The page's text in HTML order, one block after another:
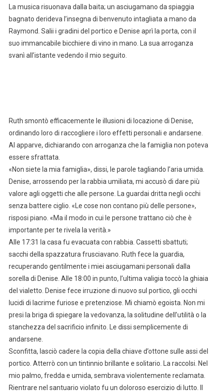
La musica risuonava dalla baita; un asciugamano da spiaggia
bagnato derideva l’insegna di benvenuto intagliata a mano da
Raymond. Salii i gradini del portico e Denise aprì la porta, con il
suo immancabile bicchiere di vino in mano. La sua arroganza
svanì all’istante vedendo il mio seguito.
Ruth smontò efficacemente le illusioni di locazione di Denise,
ordinando loro di raccogliere i loro effetti personali e andarsene.
Al apparve, dichiarando con arroganza che la famiglia non poteva
essere sfrattata.
«Non siete la mia famiglia», dissi, le parole tagliando l’aria umida.
Denise, arrossendo per la rabbia umiliata, mi accusò di dare più
valore agli oggetti che alle persone. La guardai dritta negli occhi
senza battere ciglio. «Le cose non contano più delle persone»,
risposi piano. «Ma il modo in cui le persone trattano ciò che è
importante per te rivela la verità.»
Alle 17:31 la casa fu evacuata con rabbia. Cassetti sbattuti;
sacchi della spazzatura frusciavano. Ruth fece la guardia,
recuperando gentilmente i miei asciugamani personali dalla
sorella di Denise. Alle 18:00 in punto, l’ultima valigia toccò la ghiaia
del vialetto. Denise fece irruzione di nuovo sul portico, gli occhi
lucidi di lacrime furiose e pretenziose. Mi chiamò egoista. Non mi
presi la briga di spiegare la vedovanza, la solitudine dell’utilità o la
stanchezza del sacrificio infinito. Le dissi semplicemente di
andarsene.
Sconfitta, lasciò cadere la copia della chiave d’ottone sulle assi del
portico. Atterrò con un tintinnio brillante e solitario. La raccolsi. Nel
mio palmo, fredda e umida, sembrava violentemente reclamata.
Rientrare nel santuario violato fu un doloroso esercizio di lutto. Il